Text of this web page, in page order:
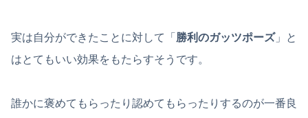
実は自分ができたことに対して「 勝利のガッツポーズ」と
はとてもいい効果をもたらすそうです。
誰かに褒めてもらったり認めてもらったりするのが一番良